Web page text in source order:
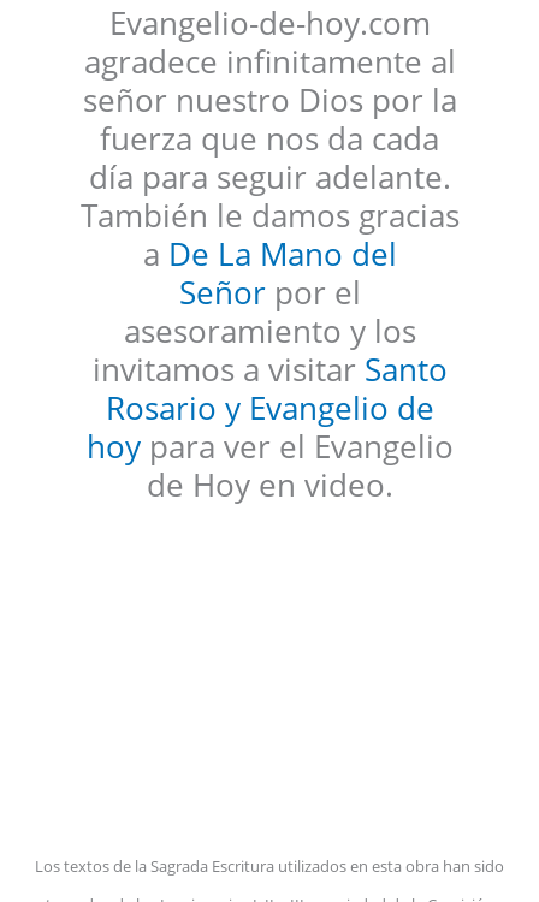
Evangelio-de-hoy.com
agradece infinitamente al
señor nuestro Dios por la
fuerza que nos da cada
día para seguir adelante.
También le damos gracias
a De La Mano del
Señorpor el
asesoramiento y los
invitamos a visitar Santo
Rosario y Evangelio de
hoypara ver el Evangelio
de Hoy en video.
Los textos de la Sagrada Escritura utilizados en esta obra han sido